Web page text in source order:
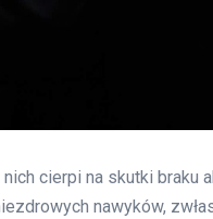
cierpi na skutki braku
nawyków,